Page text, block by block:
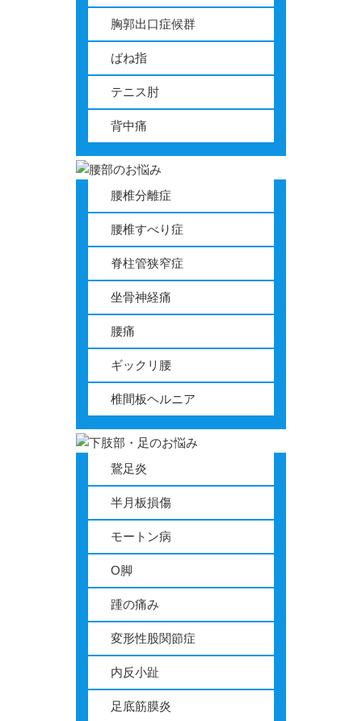
胸郭出口症候群
ばね指
テニス肘
背中痛
腰椎分離症
腰椎すべり症
脊柱管狭窄症
坐骨神経痛
腰痛
ギックリ腰
椎間板ヘルニア
鵞足炎
半月板損傷
モートン病
O脚
踵の痛み
変形性股関節症
内反小趾
足底筋膜炎